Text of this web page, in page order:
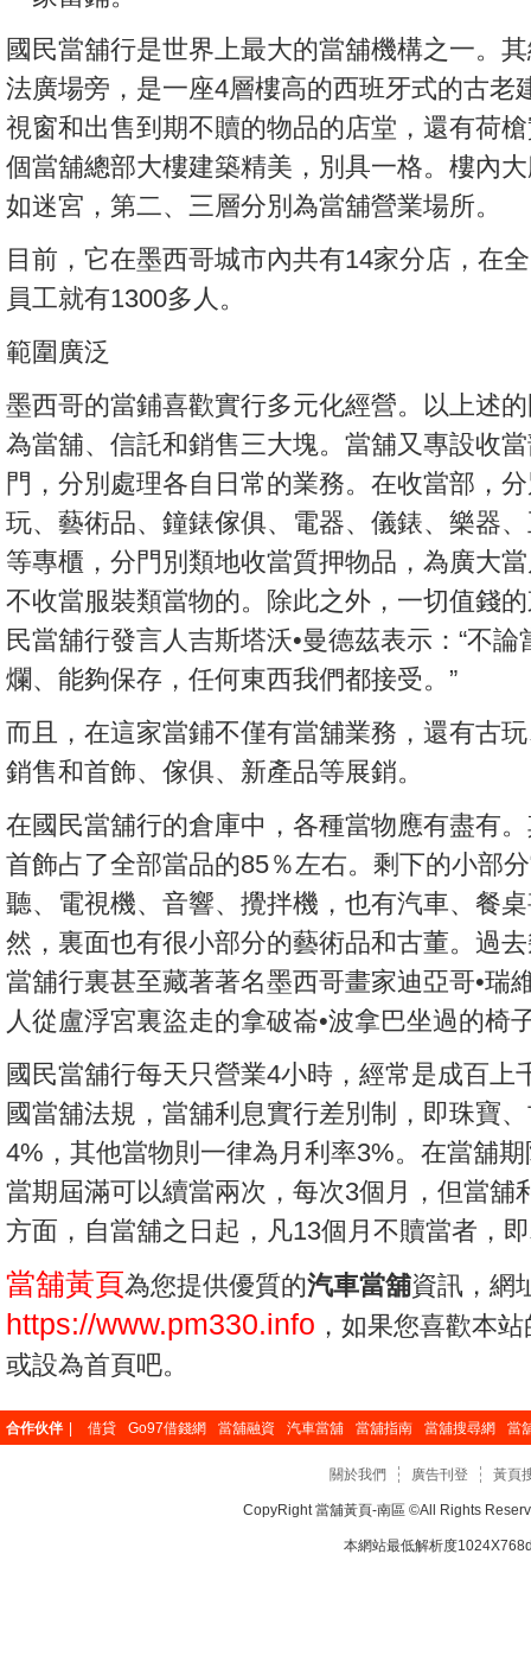
國民當舖行是世界上最大的當舖機構之一。
法廣場旁，是一座4層樓高的西班牙式的古老
視窗和出售到期不贖的物品的店堂，還有荷
個當舖總部大樓建築精美，別具一格。樓內
如迷宮，第二、三層分別為當舖營業場所。
目前，它在墨西哥城市內共有14家分店，在
員工就有1300多人。
範圍廣泛
墨西哥的當鋪喜歡實行多元化經營。以上述
為當舖、信託和銷售三大塊。當舖又專設收
門，分別處理各自日常的業務。在收當部，
玩、藝術品、鐘錶傢俱、電器、儀錶、樂器
等專櫃，分門別類地收當質押物品，為廣大
不收當服裝類當物的。除此之外，一切值錢
民當舖行發言人吉斯塔沃•曼德茲表示：“不
爛、能夠保存，任何東西我們都接受。”
而且，在這家當鋪不僅有當舖業務，還有古
銷售和首飾、傢俱、新產品等展銷。
在國民當舖行的倉庫中，各種當物應有盡有
首飾占了全部當品的85％左右。剩下的小部
聽、電視機、音響、攪拌機，也有汽車、餐
然，裏面也有很小部分的藝術品和古董。過
當舖行裏甚至藏著著名墨西哥畫家迪亞哥•瑞
人從盧浮宮裏盜走的拿破崙•波拿巴坐過的椅
國民當舖行每天只營業4小時，經常是成百上
國當舖法規，當舖利息實行差別制，即珠寶
4%，其他當物則一律為月利率3%。在當舖
當期屆滿可以續當兩次，每次3個月，但當舖
方面，自當舖之日起，凡13個月不贖當者，
當舖黃頁為您提供優質的汽車當舖資訊，網
https://www.pm330.info ，如果您喜歡本
或設為首頁吧。
合作伙伴 借貸 Go97借錢網 當舖融資 汽車當舖 當舖指南 當舖搜尋網 當
關於我們 廣告刊登 黃頁
CopyRight當舖黃頁-南區 ©All Rights
本網站最低解析度